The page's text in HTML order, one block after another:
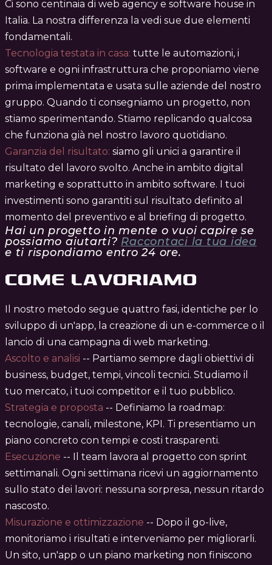
Ci sono centinaia di web agency e software house in
Italia. La nostra differenza la vedi sue due elementi
fondamentali.
Tecnologia testata in casa: tutte le automazioni, i
software e ogni infrastruttura che proponiamo viene
prima implementata e usata sulle aziende del nostro
gruppo. Quando ti consegniamo un progetto, non
stiamo sperimentando. Stiamo replicando qualcosa
che funziona già nel nostro lavoro quotidiano.
Garanzia del risultato: siamo gli unici a garantire il
risultato del lavoro svolto. Anche in ambito digital
marketing e soprattutto in ambito software. I tuoi
investimenti sono garantiti sul risultato definito al
momento del preventivo e al briefing di progetto.
Hai un progetto in mente o vuoi capire se
possiamo aiutarti? Raccontaci la tua idea
e ti rispondiamo entro 24 ore.
COME LAVORIAMO
Il nostro metodo segue quattro fasi, identiche per lo
sviluppo di un'app, la creazione di un e-commerce o il
lancio di una campagna di web marketing.
Ascolto e analisi -- Partiamo sempre dagli obiettivi di
business, budget, tempi, vincoli tecnici. Studiamo il
tuo mercato, i tuoi competitor e il tuo pubblico.
Strategia e proposta -- Definiamo la roadmap:
tecnologie, canali, milestone, KPI. Ti presentiamo un
piano concreto con tempi e costi trasparenti.
Esecuzione -- Il team lavora al progetto con sprint
settimanali. Ogni settimana ricevi un aggiornamento
sullo stato dei lavori: nessuna sorpresa, nessun ritardo
nascosto.
Misurazione e ottimizzazione -- Dopo il go-live,
monitoriamo i risultati e interveniamo per migliorarli.
Un sito, un'app o un piano marketing non finiscono